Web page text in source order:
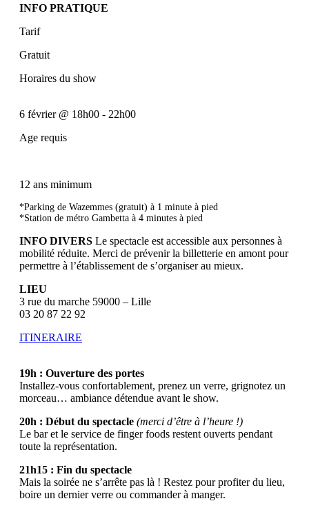
INFO PRATIQUE
Tarif
Gratuit
Horaires du show
6 février @ 18h00 - 22h00
Age requis
12 ans minimum
*Parking de Wazemmes (gratuit) à 1 minute à pied
*Station de métro Gambetta à 4 minutes à pied
INFO DIVERS Le spectacle est accessible aux personnes à
mobilité réduite. Merci de prévenir la billetterie en amont pour
permettre à l’établissement de s’organiser au mieux.
LIEU
3 rue du marche 59000 – Lille
03 20 87 22 92
ITINERAIRE
19h : Ouverture des portes
Installez-vous confortablement, prenez un verre, grignotez un
morceau… ambiance détendue avant le show.
20h : Début du spectacle (merci d’être à l’heure !)
Le bar et le service de finger foods restent ouverts pendant
toute la représentation.
21h15 : Fin du spectacle
Mais la soirée ne s’arrête pas là ! Restez pour profiter du lieu,
boire un dernier verre ou commander à manger.